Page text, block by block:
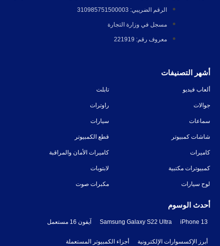
الرقم الضريبي: 310985751500003
مسجل في وزارة التجارة
معروف رقم: 221919
أشهر التصنيفات
ألعاب فيديو تابلت
جوالات راوترات
سماعات سيارات
شاشات كمبيوتر قطع الكمبيوتر
كاميرات كاميرات الأمان والمراقبة
كمبيوترات مكتبية لابتوبات
لوح سيارات مكبرات صوت
أحدث الوسوم
iPhone 13
Samsung Galaxy S22 Ultra آيفون 16 مستعمل
أبرز الإكسسوارات الإلكترونية أجزاء الكمبيوتر المستعملة